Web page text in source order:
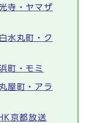
寺・ヤマザ
水丸町・ク
町・モミ
屋町・アラ
京都放送